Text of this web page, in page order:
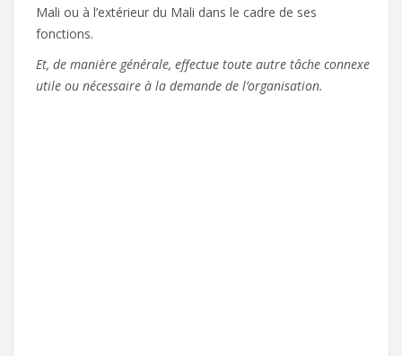
Mali ou à l’extérieur du Mali dans le cadre de ses
fonctions.
Et, de manière générale, effectue toute autre tâche connexe
utile ou nécessaire à la demande de l’organisation.